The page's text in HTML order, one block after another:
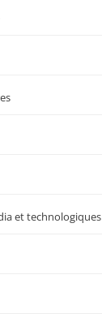
et technologiques